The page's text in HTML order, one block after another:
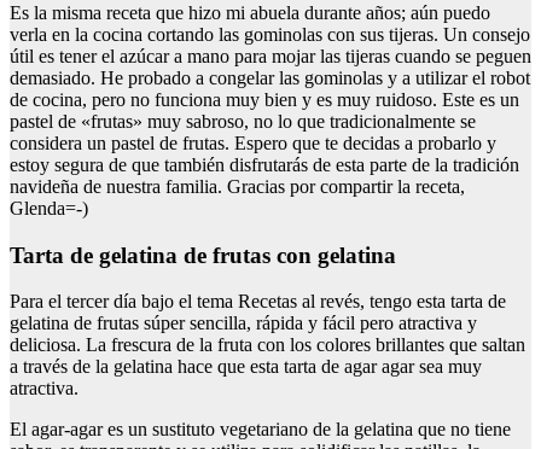
Es la misma receta que hizo mi abuela durante años; aún puedo
verla en la cocina cortando las gominolas con sus tijeras. Un consejo
útil es tener el azúcar a mano para mojar las tijeras cuando se peguen
demasiado. He probado a congelar las gominolas y a utilizar el robot
de cocina, pero no funciona muy bien y es muy ruidoso. Este es un
pastel de «frutas» muy sabroso, no lo que tradicionalmente se
considera un pastel de frutas. Espero que te decidas a probarlo y
estoy segura de que también disfrutarás de esta parte de la tradición
navideña de nuestra familia. Gracias por compartir la receta,
Glenda=-)
tarta de gelatina de frutas con gelatina
Para el tercer día bajo el tema Recetas al revés, tengo esta tarta de
gelatina de frutas súper sencilla, rápida y fácil pero atractiva y
deliciosa. La frescura de la fruta con los colores brillantes que saltan
a través de la gelatina hace que esta tarta de agar agar sea muy
atractiva.
El agar-agar es un sustituto vegetariano de la gelatina que no tiene